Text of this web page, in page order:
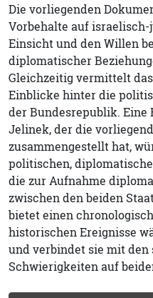
Die vorliegenden
Vorbehalte auf
Einsicht und den Willen
diplomatischer
Gleichzeitig vermittelt
Einblicke hinter die
der Bundesrepublik. Eine
Jelinek, der die
zusammengestellt hat,
politischen,
die zur Aufnahme
zwischen den beiden
bietet einen
historischen Ereignisse
und verbindet sie mit den
Schwierigkeiten auf